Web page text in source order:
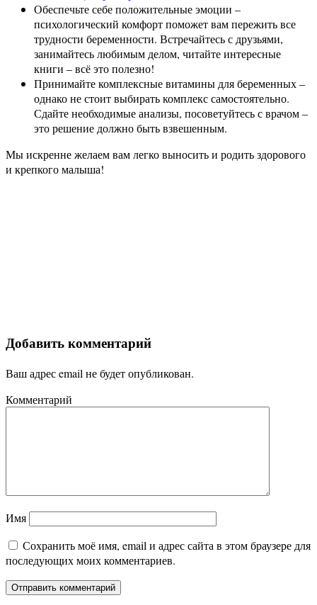
Обеспечьте себе положительные эмоции –
психологический комфорт поможет вам пережить все
трудности беременности. Встречайтесь с друзьями,
занимайтесь любимым делом, читайте интересные
книги – всё это полезно!
Принимайте комплексные витамины для беременных –
однако не стоит выбирать комплекс самостоятельно.
Сдайте необходимые анализы, посоветуйтесь с врачом –
это решение должно быть взвешенным.
Мы искренне желаем вам легко выносить и родить здорового
и крепкого малыша!
Добавить комментарий
Ваш адрес email не будет опубликован.
Комментарий
Имя
Сохранить моё имя, email и адрес сайта в этом браузере для
последующих моих комментариев.